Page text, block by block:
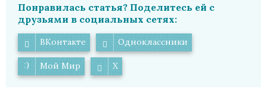
Понравилась статья? Поделитесь ей с
друзьями в социальных сетях:
ВКонтакте Одноклассники
Мой Мир X